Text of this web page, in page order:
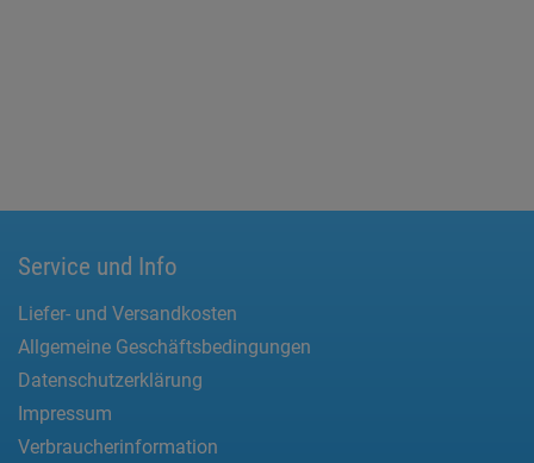
Service und Info
Liefer- und Versandkosten
Allgemeine Geschäftsbedingungen
Datenschutzerklärung
Impressum
Verbraucherinformation